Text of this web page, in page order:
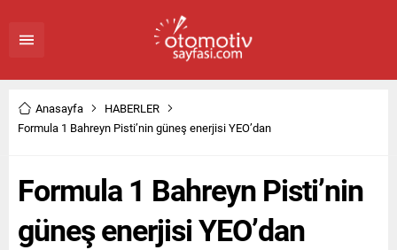
Anasayfa
HABERLER
Formula 1 Bahreyn Pisti’nin güneş enerjisi YEO’dan
Formula 1 Bahreyn Pisti’nin
güneş enerjisi YEO’dan